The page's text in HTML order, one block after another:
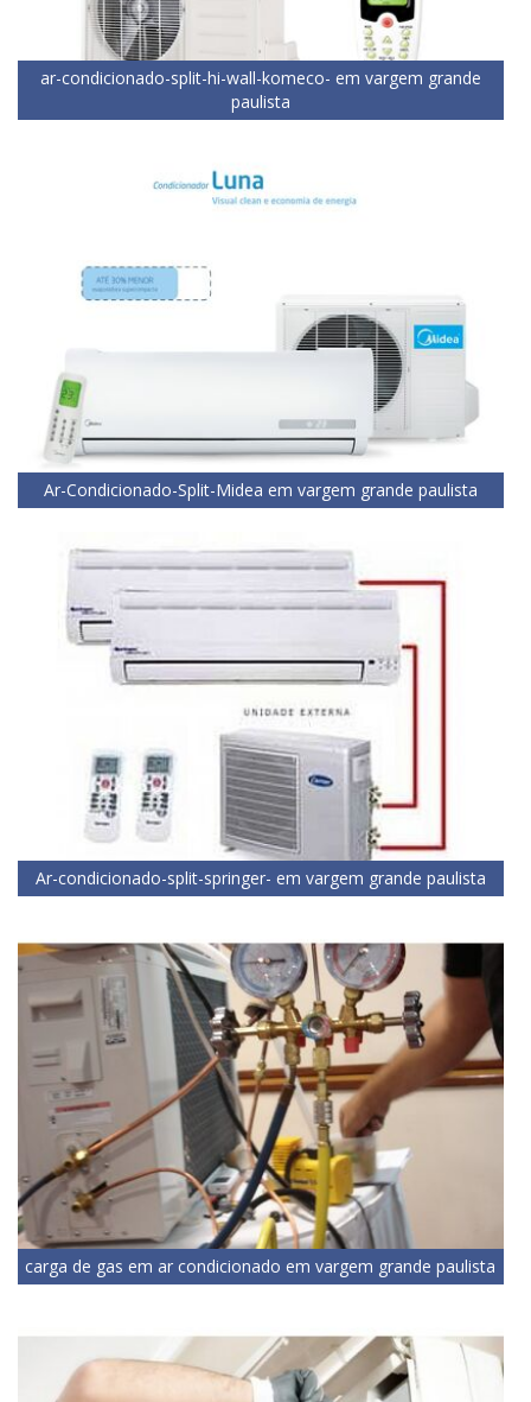
ar-condicionado-split-hi-wall-komeco- em vargem grande
paulista
Ar-Condicionado-Split-Midea em vargem grande paulista
Ar-condicionado-split-springer- em vargem grande paulista
carga de gas em ar condicionado em vargem grande paulista